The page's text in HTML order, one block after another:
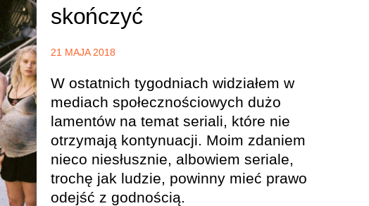
skończyć
21 MAJA 2018
W ostatnich tygodniach widziałem w
mediach społecznościowych dużo
lamentów na temat seriali, które nie
otrzymają kontynuacji. Moim zdaniem
nieco niesłusznie, albowiem seriale,
trochę jak ludzie, powinny mieć prawo
odejść z godnością.